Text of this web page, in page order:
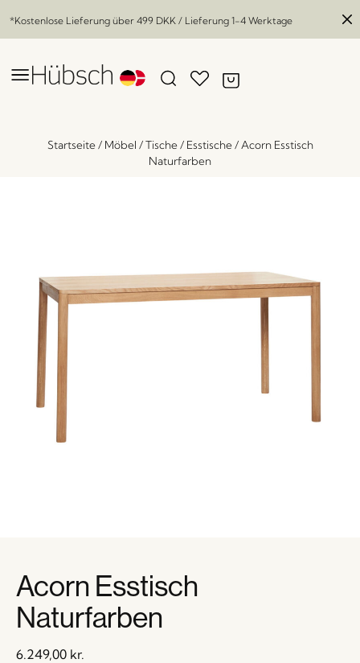
*Kostenlose Lieferung über 499 DKK / Lieferung 1-4 Werktage
Startseite/ Möbel /Tische/ Esstische/ Acorn Esstisch
Naturfarben
Acorn Esstisch
Naturfarben
6.249,00 kr.